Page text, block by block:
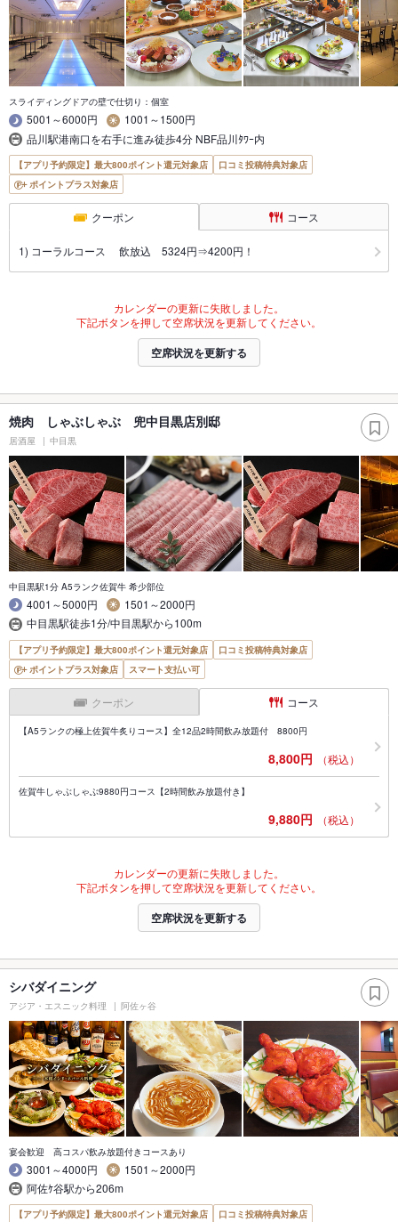
スライディングドアの壁で仕切り：個室
5001～6000円
1001～1500円
品川駅港南口を右手に進み徒歩4分 NBF品川ﾀﾜｰ内
【アプリ予約限定】最大800ポイント還元対象店
口コミ投稿特典対象店
ポイントプラス対象店
クーポン コース
1) コーラルコース 飲放込 5324円⇒4200円！
カレンダーの更新に失敗しました。
下記ボタンを押して空席状況を更新してください。
空席状況を更新する
焼肉 しゃぶしゃぶ 兜中目黒店別邸
居酒屋 中目黒
中目黒駅1分 A5ランク佐賀牛 希少部位
4001～5000円
1501～2000円
中目黒駅徒歩1分/中目黒駅から100m
【アプリ予約限定】最大800ポイント還元対象店
口コミ投稿特典対象店
ポイントプラス対象店
スマート支払い可
クーポン コース
【A5ランクの極上佐賀牛炙りコース】全12品2時間飲み放題付 8800円
8,800円 （税込）
佐賀牛しゃぶしゃぶ9880円コース【2時間飲み放題付き】
9,880円 （税込）
カレンダーの更新に失敗しました。
下記ボタンを押して空席状況を更新してください。
空席状況を更新する
シバダイニング
アジア・エスニック料理 阿佐ヶ谷
宴会歓迎 高コスパ飲み放題付きコースあり
3001～4000円
1501～2000円
阿佐ｹ谷駅から206m
【アプリ予約限定】最大800ポイント還元対象店
口コミ投稿特典対象店